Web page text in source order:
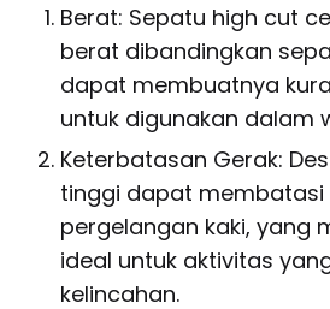
Berat: Sepatu high cut
berat dibandingkan
dapat membuatnya
untuk digunakan dalam
Keterbatasan Gerak:
tinggi dapat membatasi
pergelangan kaki, yang
ideal untuk aktivitas
kelincahan.